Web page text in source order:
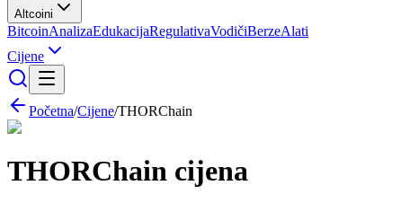
Altcoini
BitcoinAnalizaEdukacijaRegulativaVodičiBerzeAlati
Cijene
Početna/Cijene/THORChain
THORChain cijena